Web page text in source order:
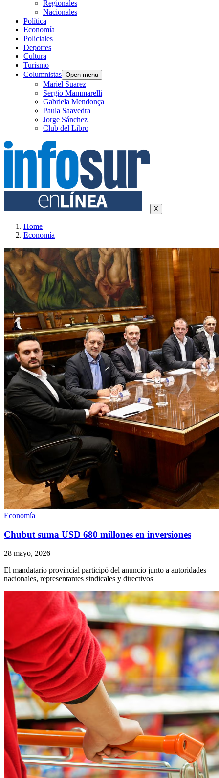
Regionales
Nacionales
Política
Economía
Policiales
Deportes
Cultura
Turismo
Columnistas Open menu
Mariel Suarez
Sergio Mammarelli
Gabriela Mendonça
Paula Saavedra
Jorge Sánchez
Club del Libro
X
Home
Economía
Economía
Chubut suma USD 680 millones en inversiones
28 mayo, 2026
El mandatario provincial participó del anuncio junto a autoridades
nacionales, representantes sindicales y directivos